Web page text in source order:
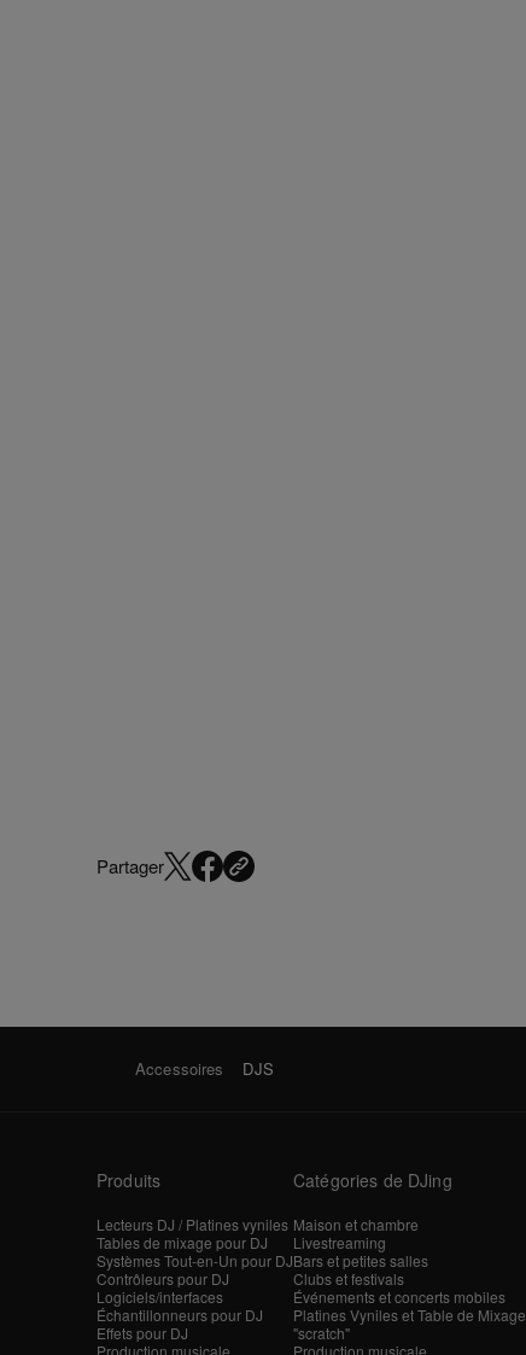
Partager
Accessoires DJS
Produits
Lecteurs DJ / Platines vyniles
Tables de mixage pour DJ
Systèmes Tout-en-Un pour DJ
Contrôleurs pour DJ
Logiciels/interfaces
Échantillonneurs pour DJ
Effets pour DJ
Production musicale
Catégories de DJing
Maison et chambre
Livestreaming
Bars et petites salles
Clubs et festivals
Événements et concerts mobiles
Platines Vyniles et Table de Mixage
"scratch"
Production musicale